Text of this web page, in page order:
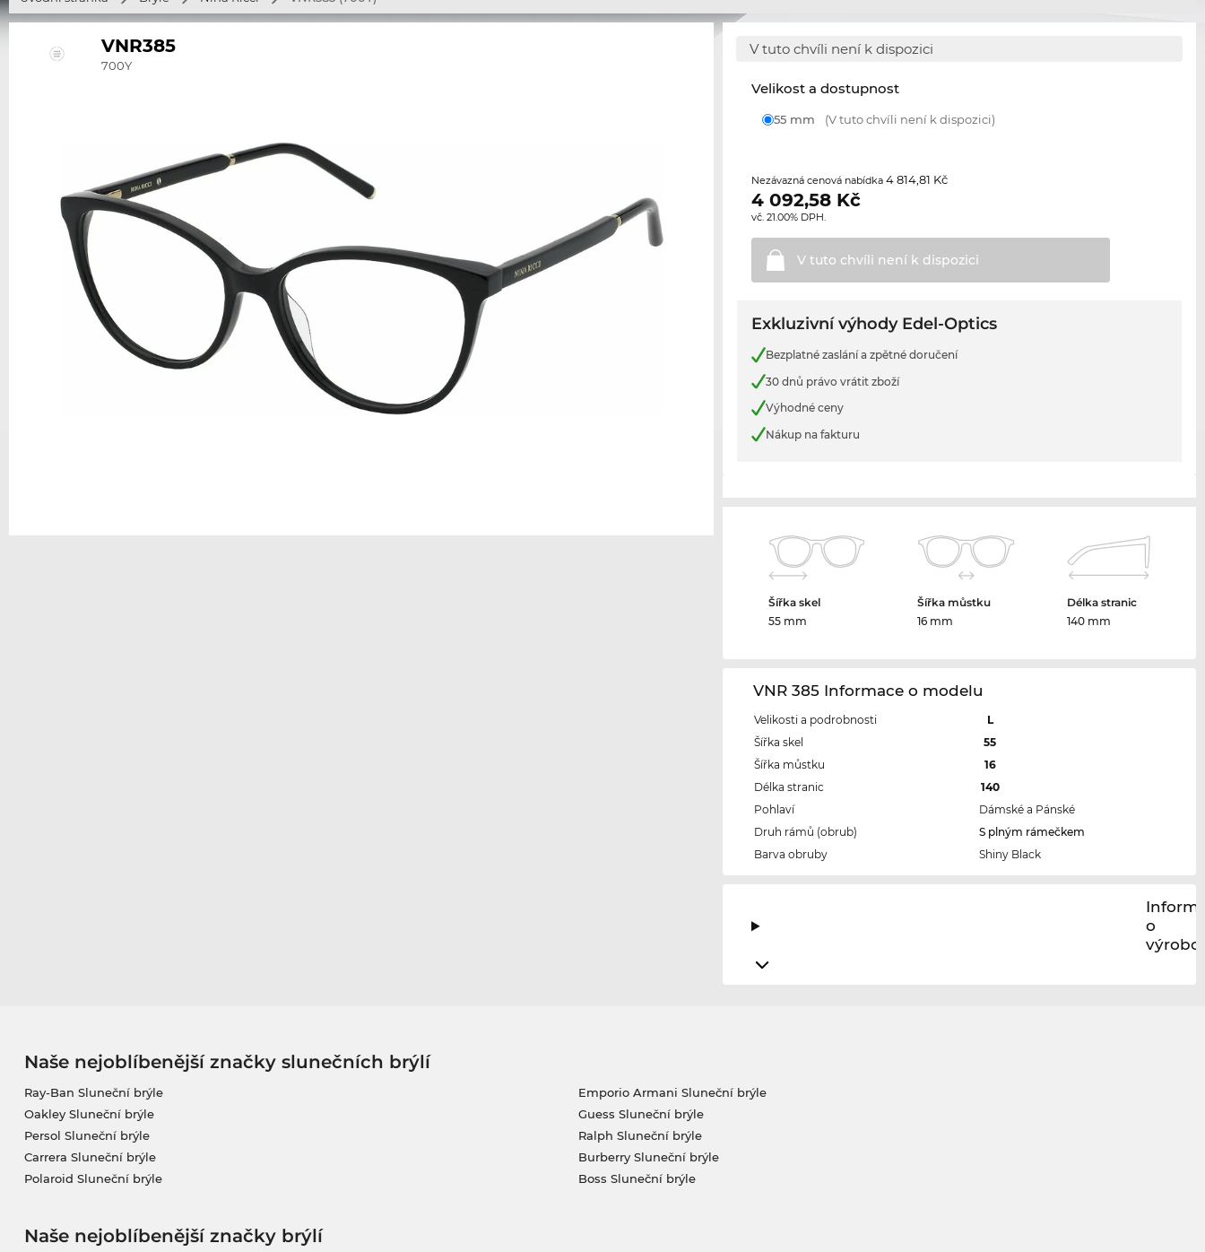
VNR385
700Y
V tuto chvíli není k dispozici
Velikost a dostupnost
55 mm (V tuto chvíli není k dispozici)
Nezávazná cenová nabídka4 814,81 Kč
4 092,58 Kč
vč. 21.00% DPH.
V tuto chvíli není k dispozici
Exkluzivní výhody Edel-Optics
Bezplatné zaslání a zpětné doručení
30 dnů právo vrátit zboží
Výhodné ceny
Nákup na fakturu
Šířka skel
55 mm
Šířka můstku
16 mm
Délka stranic
140 mm
VNR 385 Informace o modelu
Velikosti a podrobnosti
L
Šířka skel
55
Šířka můstku
16
Délka stranic
140
Pohlaví
Dámské a Pánské
Druh rámů (obrub)
S plným rámečkem
Barva obruby
Shiny Black
o
výrobci
Naše nejoblíbenější značky slunečních brýlí
Ray-Ban Sluneční brýle
Oakley Sluneční brýle
Persol Sluneční brýle
Carrera Sluneční brýle
Polaroid Sluneční brýle
Emporio Armani Sluneční brýle
Guess Sluneční brýle
Ralph Sluneční brýle
Burberry Sluneční brýle
Boss Sluneční brýle
Naše nejoblíbenější značky brýlí